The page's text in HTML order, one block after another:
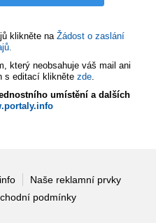
klikněte na Žádost o zaslání
který neobsahuje váš mail ani
s editací klikněte zde.
umístění a dalších
Naše reklamní prvky
podmínky